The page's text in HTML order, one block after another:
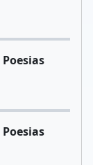
Poesias
Poesias